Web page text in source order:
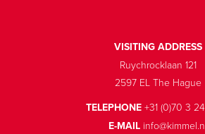
VISITING ADDRESS
Ruychrocklaan 121
2597 EL The Hague
TELEPHONE+31 (0)70 3
E-MAIL